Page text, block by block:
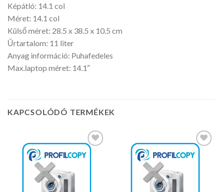
Képátló: 14.1 col
Méret: 14.1 col
Külső méret: 28.5 x 38.5 x 10.5 cm
Űrtartalom: 11 liter
Anyag információ: Puhafedeles
Max.laptop méret: 14.1″
KAPCSOLÓDÓ TERMÉKEK
Kedvencekhez Kedvencekhez